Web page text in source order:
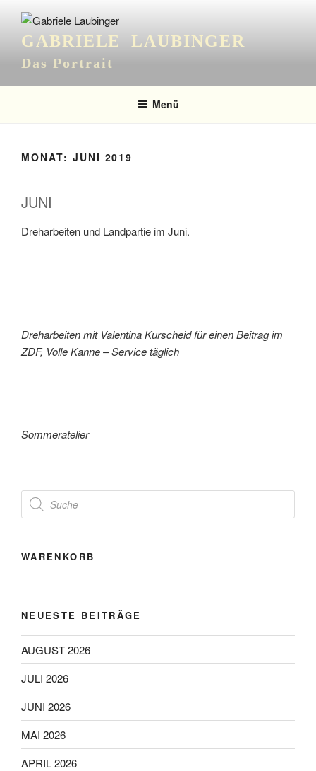
Inhalt
springenGABRIELE LAUBINGER
Das Portrait
Menü
MONAT: JUNI 2019
JUNI
Dreharbeiten und Landpartie im Juni.
Dreharbeiten mit Valentina Kurscheid für einen Beitrag im
ZDF, Volle Kanne – Service täglich
Sommeratelier
Products
search
WARENKORB
NEUESTE BEITRÄGE
AUGUST 2026
JULI 2026
JUNI 2026
MAI 2026
APRIL 2026